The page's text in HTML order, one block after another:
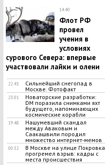
14:40
Флот РФ
провел
учения в
условиях
сурового Севера: впервые
участвовали лайки и олени
22:43
Сильнейший снегопад в
Москве. Фотофакт
23:01
Новаторские разработки:
DM поразила снимками яхт
будущего, напоминающих
космические корабли
19:48
Нашумевший скандал
между Аваковым и
Саакашвили породил
множество интернет-мемов
00:52
В Москве на улице Покровка
прогремел взрыв: кадры с
места происшествия